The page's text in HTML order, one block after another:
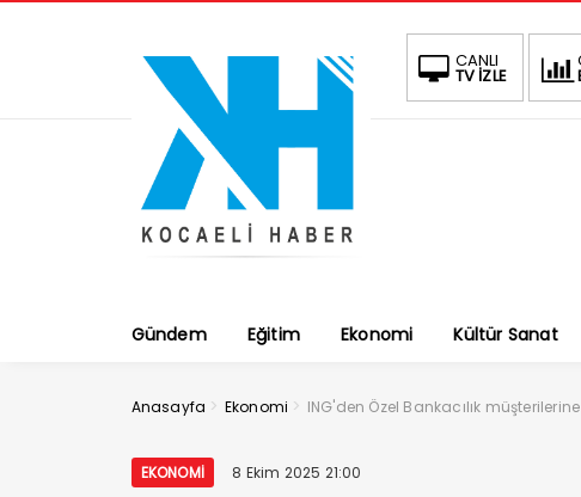
CANLI
TV İZLE
Gündem Eğitim Ekonomi Kültür Sanat
Anasayfa > Ekonomi > ING'den Özel Bankacılık
EKONOMI 8 Ekim 2025 21:00